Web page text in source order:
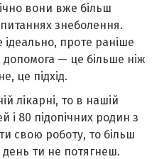
вони вже більш
знеболення.
ідеально, проте раніше
— це більше ніж
це підхід.
лікарні, то в нашій
і 80 підопічних родин з
свою роботу, то більш
день ти не потягнеш.